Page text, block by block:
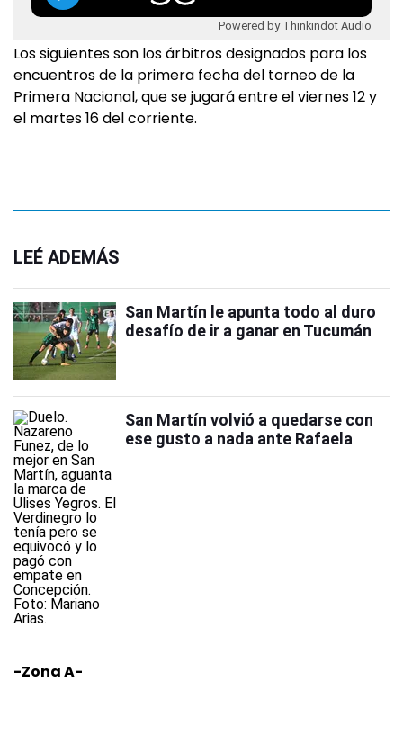
Powered by Thinkindot Audio
Los siguientes son los árbitros designados para los
encuentros de la primera fecha del torneo de la
Primera Nacional, que se jugará entre el viernes 12 y
el martes 16 del corriente.
LEÉ ADEMÁS
San Martín le apunta todo al duro
desafío de ir a ganar en Tucumán
San Martín volvió a quedarse con
ese gusto a nada ante Rafaela
-Zona A-